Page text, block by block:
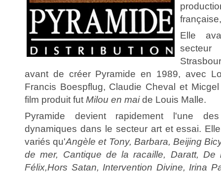
Elle
secteur
avant de créer Pyramide en 1989, avec
Francis Boespflug, Claudie Cheval et
film produit fut Milou en maide Louis Malle.
Pyramide devient rapidement l'une
dynamiques dans le secteur art et essai.
variés qu'Angèle et Tony, Barbara, Beijing
de mer, Cantique de la racaille, Daratt, De
Félix,Hors Satan, Intervention Divine, Irina